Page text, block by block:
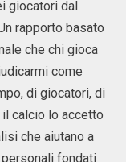
giocatori dal
rapporto basato
che chi gioca
come
di giocatori, di
calcio lo accetto
che aiutano a
fondati